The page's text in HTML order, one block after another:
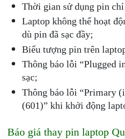
Thời gian sử dụng pin
Laptop không thể hoạt
dù pin đã sạc đầy;
Biểu tượng pin trên
Thông báo lỗi “Plugged
sạc;
Thông báo lỗi “Primary
(601)” khi khởi động
Báo giá thay pin laptop